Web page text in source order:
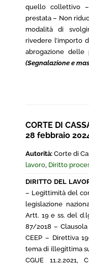
quello collettivo
prestata – Non
modalità di
rivedere l’importo
abrogazione delle
(Segnalazione e
CORTE DI
28 febbraio
Autorità: Corte di
lavoro, Diritto
DIRITTO DEL
– Legittimità del
legislazione
Artt. 19 e ss. del
87/2018 –
CEEP – Direttiva
tema di illegittima
CGUE 11.2.2021,